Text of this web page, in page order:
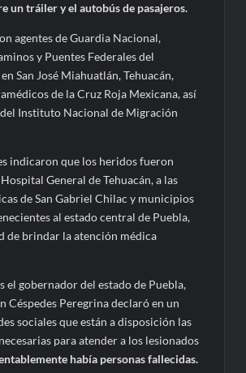
un tráiler y el autobús de pasajeros.
agentes de Guardia Nacional,
y Puentes Federales del
San José Miahuatlán, Tehuacán,
de la Cruz Roja Mexicana, así
Instituto Nacional de Migración
indicaron que los heridos fueron
General de Tehuacán, a las
de San Gabriel Chilac y municipios
al estado central de Puebla,
de brindar la atención médica
el gobernador del estado de Puebla,
Céspedes Peregrina declaró en un
sociales que están a disposición las
para atender a los lesionados
había personas fallecidas.